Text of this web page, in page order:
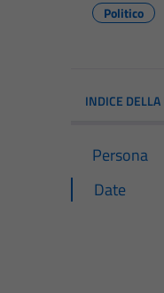
Politico
INDICE
Persona
Date